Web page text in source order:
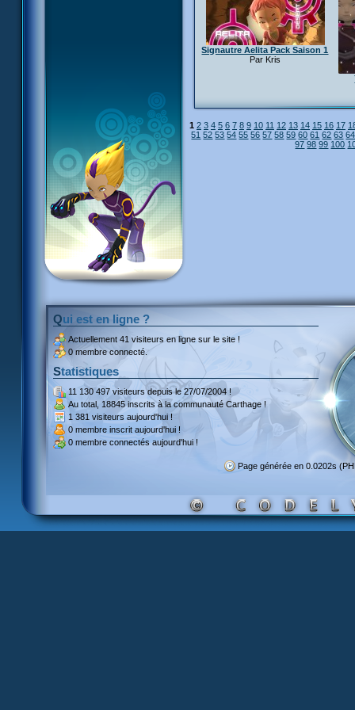
Signautre Aelita Pack Saison 1
Par Kris
1 2 3 4 5 6 7 8 9 10 11 12 13 14 15 16 17
51 52 53 54 55 56 57 58 59 60 61 62 63 64
97 98 99 100
Qui est en ligne ?
Actuellement 41 visiteurs en ligne sur le site !
0 membre connecté.
Statistiques
11 130 497 visiteursdepuis le 27/07/2004 !
Au total, 18845 inscritsà la communauté Carthage !
1 381 visiteurs aujourd'hui !
0 membre inscrit aujourd'hui !
0 membre connectés aujourd'hui !
Page générée en 0.0202s